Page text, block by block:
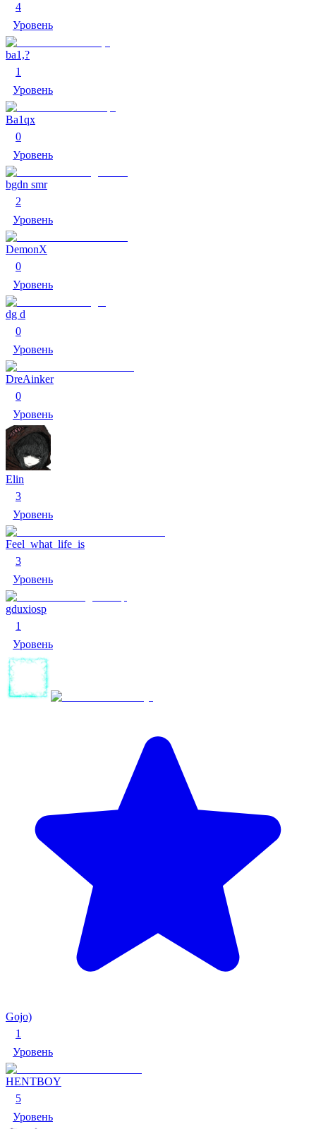
4
Уровень
ba1,?
1
Уровень
Ba1qx
0
Уровень
bgdn smr
2
Уровень
DemonX
0
Уровень
dg d
0
Уровень
DreAinker
0
Уровень
Elin
3
Уровень
Feel_what_life_is
3
Уровень
gduxiosp
1
Уровень
Gojo)
1
Уровень
HENTBOY
5
Уровень